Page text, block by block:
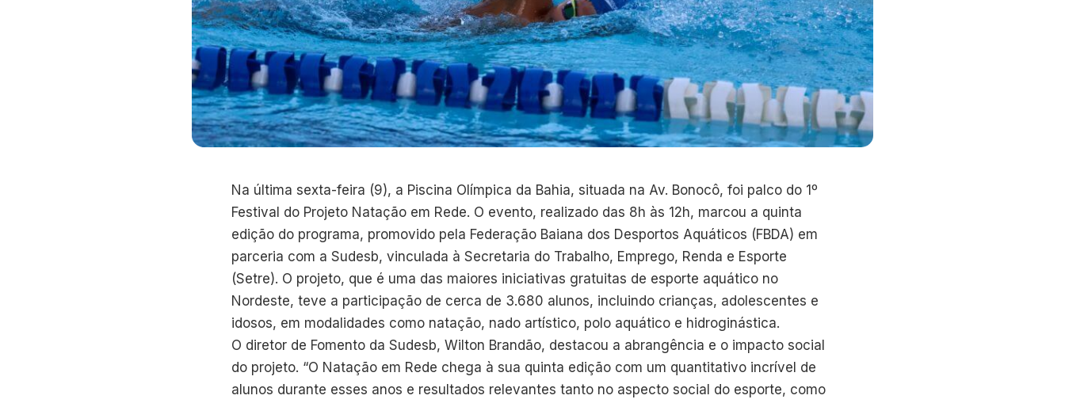
Na última sexta-feira (9), a Piscina Olímpica da Bahia, situada na Av. Bonocô, foi palco do 1º
Festival do Projeto Natação em Rede. O evento, realizado das 8h às 12h, marcou a quinta
edição do programa, promovido pela Federação Baiana dos Desportos Aquáticos (FBDA) em
parceria com a Sudesb, vinculada à Secretaria do Trabalho, Emprego, Renda e Esporte
(Setre). O projeto, que é uma das maiores iniciativas gratuitas de esporte aquático no
Nordeste, teve a participação de cerca de 3.680 alunos, incluindo crianças, adolescentes e
idosos, em modalidades como natação, nado artístico, polo aquático e hidroginástica.
O diretor de Fomento da Sudesb, Wilton Brandão, destacou a abrangência e o impacto social
do projeto. “O Natação em Rede chega à sua quinta edição com um quantitativo incrível de
alunos durante esses anos e resultados relevantes tanto no aspecto social do esporte, como